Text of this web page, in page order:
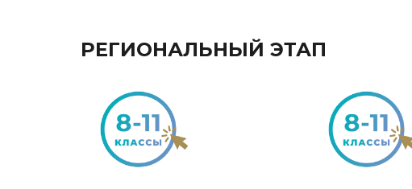
РЕГИОНАЛЬНЫЙ ЭТАП